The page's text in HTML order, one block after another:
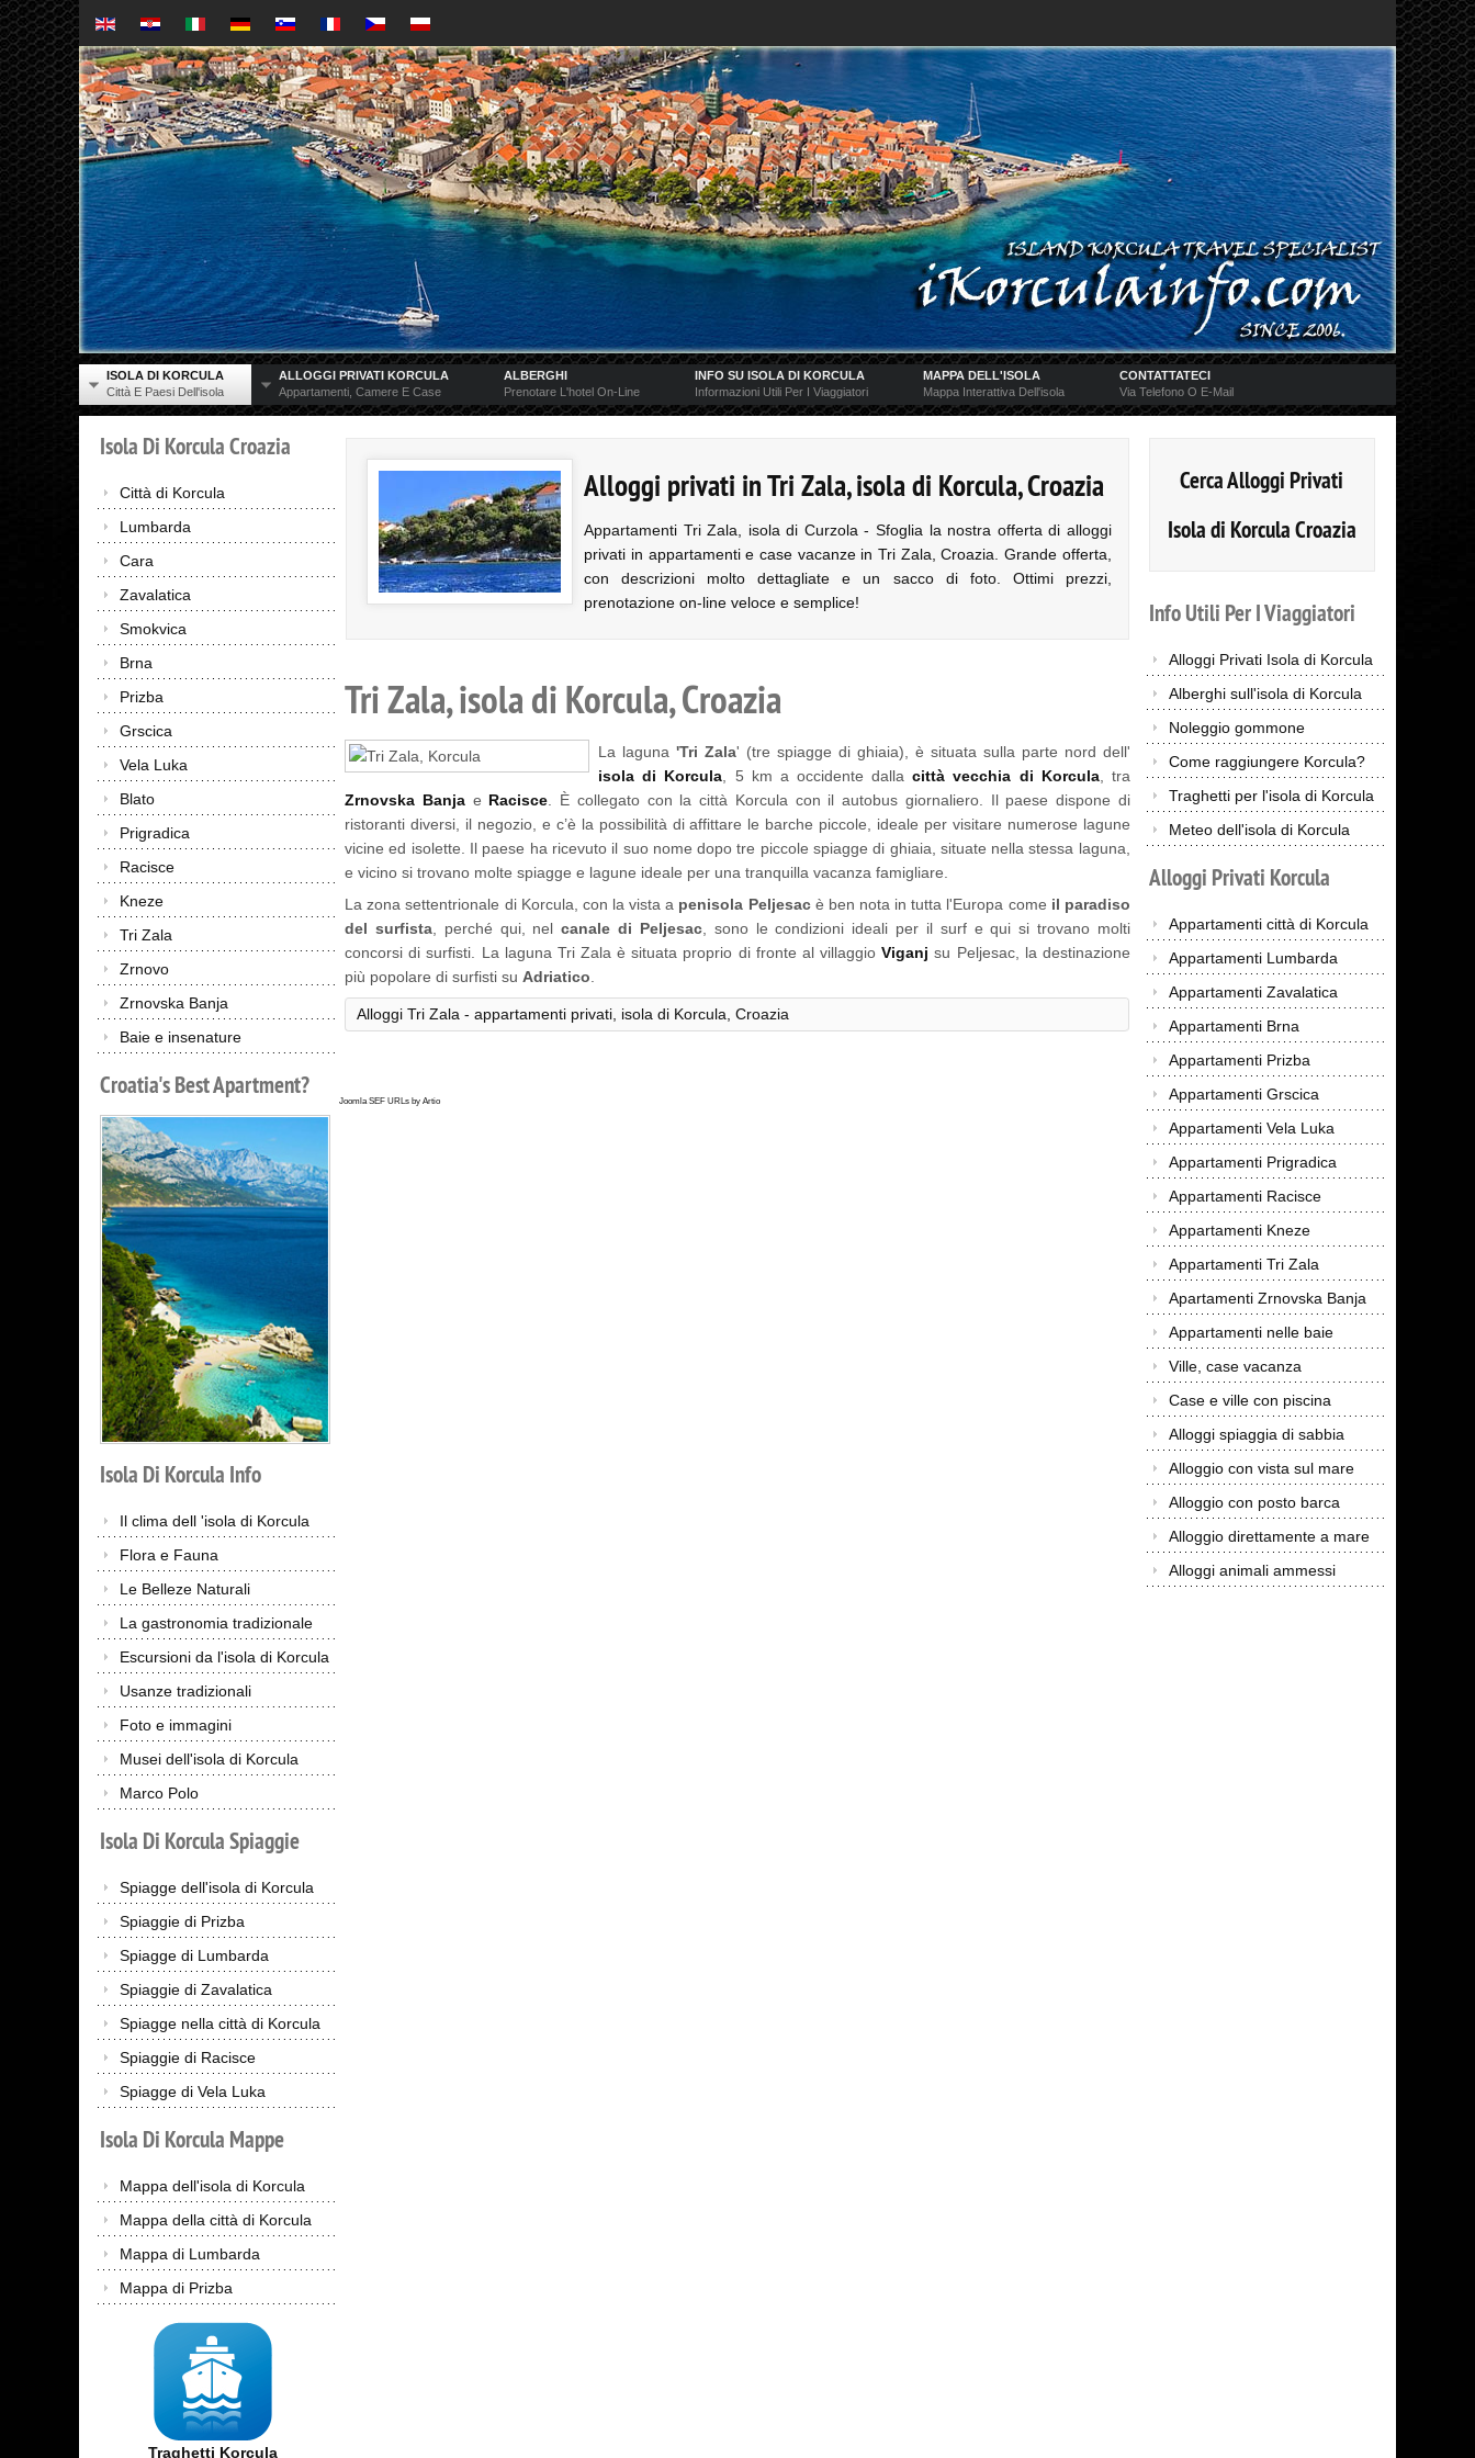
ISOLA DI KORCULA
Città E Paesi Dell'isola
ALLOGGI PRIVATI KORCULA
Appartamenti, Camere E Case
ALBERGHI
Prenotare L'hotel On-Line
INFO SU ISOLA DI KORCULA
Informazioni Utili Per I Viaggiatori
MAPPA DELL'ISOLA
Mappa Interattiva Dell'isola
CONTATTATECI
Via Telefono O E-Mail
Isola Di KorculaCroazia
Città di Korcula
Lumbarda
Cara
Zavalatica
Smokvica
Brna
Prizba
Grscica
Vela Luka
Blato
Prigradica
Racisce
Kneze
Tri Zala
Zrnovo
Zrnovska Banja
Baie e insenature
Croatia'sBestApartment?
Isola Di Korcula Info
Il clima dell 'isola di Korcula
Flora e Fauna
Le Belleze Naturali
La gastronomia tradizionale
Escursioni da l'isola di Korcula
Usanze tradizionali
Foto e immagini
Musei dell'isola di Korcula
Marco Polo
Isola Di KorculaSpiaggie
Spiagge dell'isola di Korcula
Spiaggie di Prizba
Spiagge di Lumbarda
Spiaggie di Zavalatica
Spiagge nella città di Korcula
Spiaggie di Racisce
Spiagge di Vela Luka
Isola Di Korcula Mappe
Mappa dell'isola di Korcula
Mappa della città di Korcula
Mappa di Lumbarda
Mappa di Prizba
Traghetti Korcula
Alloggi privati in Tri Zala, isola di Korcula, Croazia
Appartamenti Tri Zala, isola di Curzola - Sfoglia la nostra offerta di alloggi
privati in appartamenti e case vacanze in Tri Zala, Croazia. Grande offerta,
con descrizioni molto dettagliate e un sacco di foto. Ottimi prezzi,
prenotazione on-line veloce e semplice!
Tri Zala, isola di Korcula, Croazia
La laguna'Tri Zala' (tre spiagge di ghiaia), è situata sulla parte nord dell'
isola di Korcula , 5 km a occidente dallacittà vecchia di Korcula, tra
Zrnovska Banjae Racisce . È collegato con la città Korcula con il autobus giornaliero. Il paese dispone di
ristoranti diversi, il negozio, e c’è la possibilità di affittare le barche piccole, ideale per visitare numerose lagune
vicine ed isolette. Il paese ha ricevuto il suo nome dopo tre piccole spiagge di ghiaia, situate nella stessa laguna,
e vicino si trovano molte spiagge e lagune ideale per una tranquilla vacanza famigliare.
La zona settentrionale di Korcula, con la vista a penisola Peljesacè ben nota in tutta l'Europa come il paradiso
del surfista , perché qui, nelcanale di Peljesac, sono le condizioni ideali per il surf e qui si trovano molti
concorsi di surfisti. La laguna Tri Zala è situata proprio di fronte al villaggioViganj su Peljesac, la destinazione
più popolare di surfisti su Adriatico
Alloggi Tri Zala - appartamenti privati, isola di Korcula, Croazia
Joomla SEF URLs by Artio
Cerca Alloggi Privati
Isola di Korcula Croazia
InfoUtili PerIViaggiatori
Alloggi Privati Isola di Korcula
Alberghi sull'isola di Korcula
Noleggio gommone
Come raggiungere Korcula?
Traghetti per l'isola di Korcula
Meteo dell'isola di Korcula
Alloggi Privati Korcula
Appartamenti città di Korcula
Appartamenti Lumbarda
Appartamenti Zavalatica
Appartamenti Brna
Appartamenti Prizba
Appartamenti Grscica
Appartamenti Vela Luka
Appartamenti Prigradica
Appartamenti Racisce
Appartamenti Kneze
Appartamenti Tri Zala
Apartamenti Zrnovska Banja
Appartamenti nelle baie
Ville, case vacanza
Case e ville con piscina
Alloggi spiaggia di sabbia
Alloggio con vista sul mare
Alloggio con posto barca
Alloggio direttamente a mare
Alloggi animali ammessi